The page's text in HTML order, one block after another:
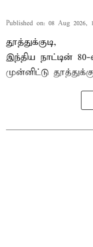
Published on: 08 Aug 2026,
தூத்துக்குடி,
இந்திய நாட்டின் 80-
முன்னிட்டு